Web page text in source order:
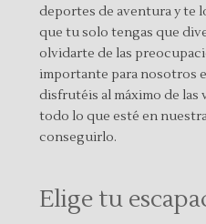
deportes de aventura y te
que tu solo tengas que
olvidarte de las
importante para nosotros
disfrutéis al máximo de las
todo lo que esté en
conseguirlo.
Elige tu